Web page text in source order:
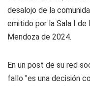
desalojo de la
emitido por la Sala I de
Mendoza de 2024.
En un post de su red
fallo "es una decisión